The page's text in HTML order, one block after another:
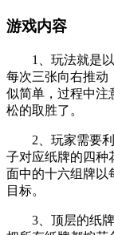
游戏内容
1、玩法就是以
每次三张向右推动
似简单，过程中注
松的取胜了。
2、玩家需要利
子对应纸牌的四种
面中的十六组牌以
目标。
3、顶层的纸牌